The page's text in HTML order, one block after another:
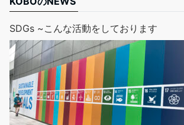
SDGs ~こんな活動をしております